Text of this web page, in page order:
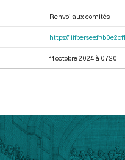
Renvoi aux comités
https://iiif.persee.fr/
11 octobre 2024 à 07:20